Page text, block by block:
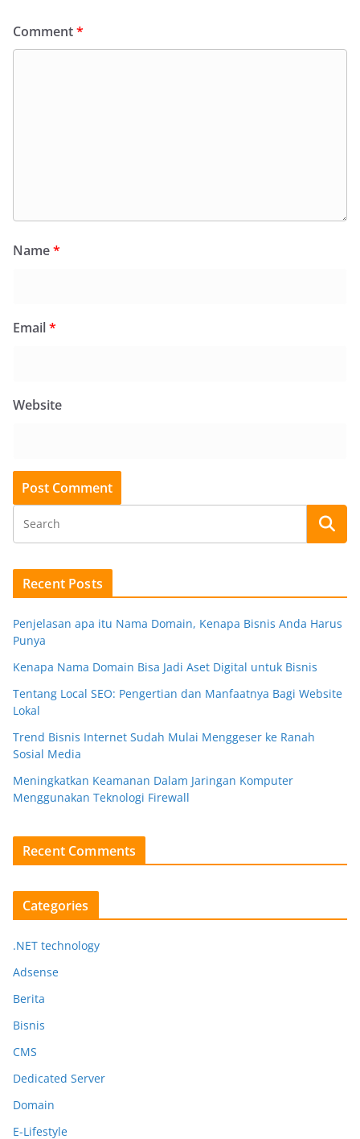
Comment*
Name*
Email*
Website
Recent Posts
Penjelasan apa itu Nama Domain, Kenapa Bisnis Anda Harus
Punya
Kenapa Nama Domain Bisa Jadi Aset Digital untuk Bisnis
Tentang Local SEO: Pengertian dan Manfaatnya Bagi Website
Lokal
Trend Bisnis Internet Sudah Mulai Menggeser ke Ranah
Sosial Media
Meningkatkan Keamanan Dalam Jaringan Komputer
Menggunakan Teknologi Firewall
Recent Comments
Categories
.NET technology
Adsense
Berita
Bisnis
CMS
Dedicated Server
Domain
E-Lifestyle